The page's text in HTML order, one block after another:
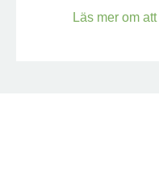
Läs mer om